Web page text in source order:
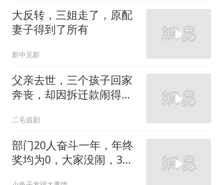
大反转，三姐走了，原配
妻子得到了所有
影中见影
父亲去世，三个孩子回家
奔丧，却因拆迁款闹得死
二毛追剧
部门20人奋斗一年，年终
奖均为0，大家没闹，3天